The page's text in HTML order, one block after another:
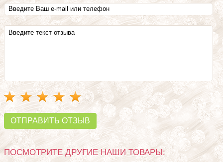
ОТПРАВИТЬ ОТЗЫВ
ПОСМОТРИТЕ ДРУГИЕ НАШИ ТОВАРЫ: